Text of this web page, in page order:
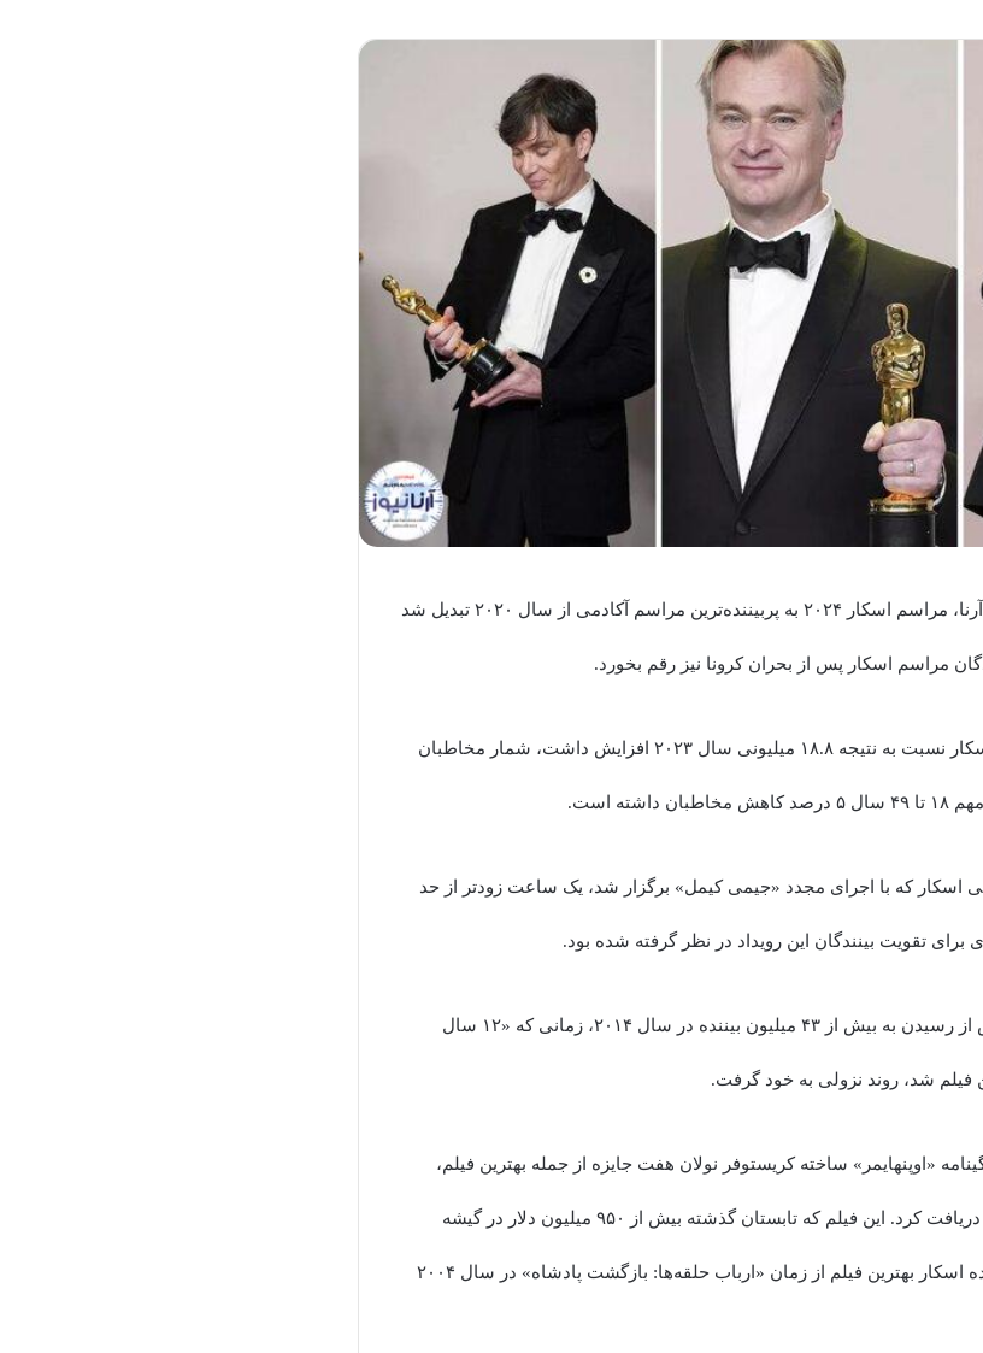
آرنا، مراسم اسکار ۲۰۲۴ به پربیننده‌ترین مراسم آکادمی از سال ۲۰۲۰ تبدیل شد
مراسم اسکار پس از بحران کرونا نیز رقم بخورد.
اما در حالی که بیندگان مراسم اسکار نسبت به نتیجه ۱۸.۸ میلیونی سال ۲۰۲۳ افزایش داشت، شمار مخاطبان
است.
اسکار که با اجرای مجدد «جیمی کیمل» برگزار شد، یک ساعت زودتر از حد
تقویت بینندگان این رویداد در نظر گرفته شده بود.
تعداد مخاطبان مراسم اسکار پس از رسیدن به بیش از ۴۳ میلیون بیننده در سال ۲۰۱۴، زمانی که «۱۲ سال
فیلم شد، روند نزولی به خود گرفت.
۲۰۲۴، فیلم زندگینامه «اوپنهایمر» ساخته کریستوفر نولان هفت جایزه از جمله بهترین فیلم،
کارگردانی و بهترین بازیگر مرد را دریافت کرد. این فیلم که تابستان گذشته بیش از ۹۵۰ میلیون دلار در گیشه
جهانی فروخت، پرفروش‌ترین برنده اسکار بهترین فیلم از زمان «ارباب حلقه‌ها: بازگشت پادشاه» در سال ۲۰۰۴